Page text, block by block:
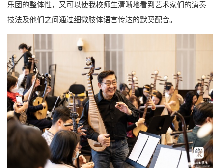
乐团的整体性，又可以使我校师生清晰地看到艺术家们的演奏
技法及他们之间通过细微肢体语言传达的默契配合。